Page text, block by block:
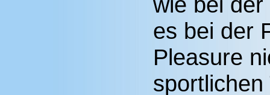
es bei der
Pleasure